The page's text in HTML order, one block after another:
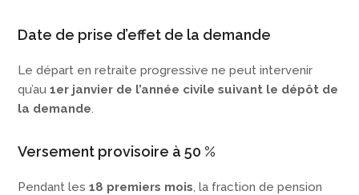
Date de prise d’effet de la demande
Le départ en retraite progressive ne peut intervenir
qu’au1er janvier de l’année civile suivant le dépôt de
la demande.
Versement provisoire à 50 %
Pendant les18 premiers mois, la fraction de pension